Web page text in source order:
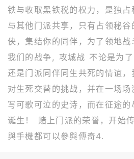
铁与收取黑铁税的权力，是独
与其他门派共享，只有占领秘
侠，集结你的同伴，为了领地
我们的战争, 攻城战 不论是为
还是门派同伴同生共死的情谊
对生死交替的挑战，并在一场
写可歌可泣的史诗，而在征途
诞生！ 赌上门派的荣誉，开始
與手機都可以參與傳奇4.